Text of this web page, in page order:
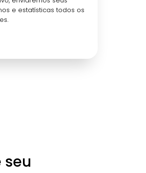
e estatísticas todos os